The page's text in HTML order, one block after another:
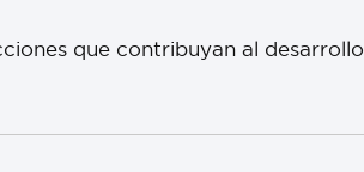
que contribuyan al desarrollo